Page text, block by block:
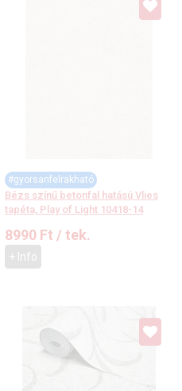
#gyorsanfelrakható
Bézs színű betonfal hatású Vlies
tapéta, Play of Light 10418-14
8990 Ft / tek.
+ Info